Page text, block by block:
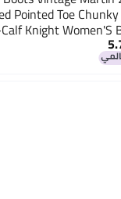
Pointed Toe
Knight Women'S